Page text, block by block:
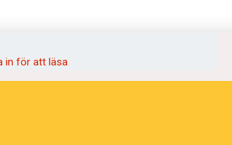
Uppsalaåsen och dess
torde dessa förslag
in för att läsa